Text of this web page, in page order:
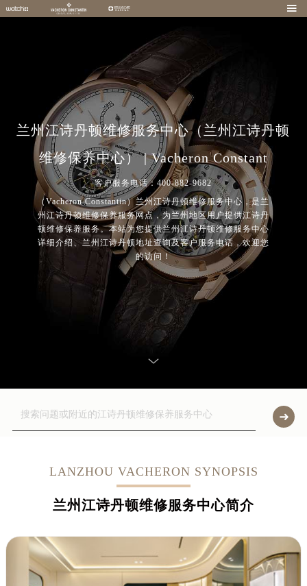

兰州江诗丹顿维修服务中心（兰州江诗丹顿
维修保养中心） | Vacheron Constant
客户服务电话：400-882-9682
（Vacheron Constantin）兰州江诗丹顿维修服务中心，是兰
州江诗丹顿维修保养服务网点，为兰州地区用户提供江诗丹
顿维修保养服务。本站为您提供兰州江诗丹顿维修服务中心
详细介绍、兰州江诗丹顿地址查询及客户服务电话，欢迎您
的访问！
LANZHOU VACHERON SYNOPSIS
兰州江诗丹顿维修服务中心简介